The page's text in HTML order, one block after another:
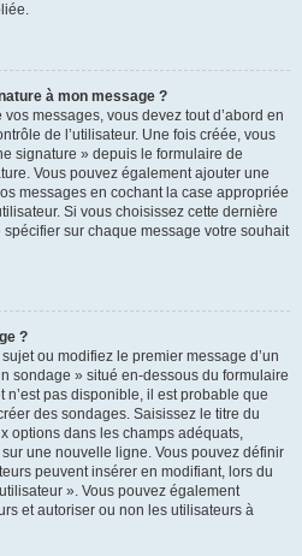
à mon message ?
messages, vous devez tout d’abord en
de l’utilisateur. Une fois créée, vous
signature » depuis le formulaire de
Vous pouvez également ajouter une
messages en cochant la case appropriée
Si vous choisissez cette dernière
sur chaque message votre souhait
?
ou modifiez le premier message d’un
sondage » situé en-dessous du formulaire
pas disponible, il est probable que
des sondages. Saisissez le titre du
options dans les champs adéquats,
une nouvelle ligne. Vous pouvez définir
peuvent insérer en modifiant, lors du
». Vous pouvez également
et autoriser ou non les utilisateurs à